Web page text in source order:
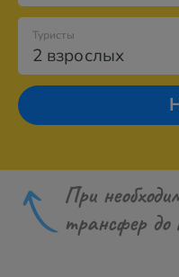
2 взрослых
Туристы
При
трансфер до